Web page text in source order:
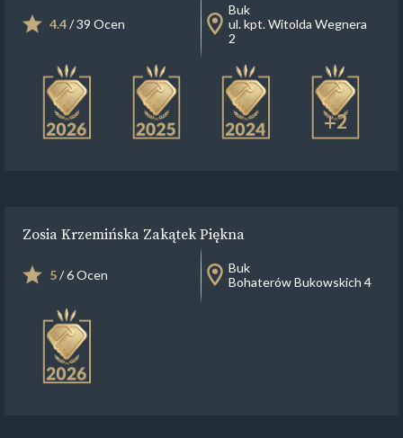
4.4/ 39 Ocen
Buk
ul. kpt. Witolda Wegnera
2
+2
Zosia Krzemińska Zakątek Piękna
5/ 6 Ocen
Buk
Bohaterów Bukowskich 4